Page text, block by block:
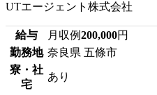
UTエージェント株式会社
給与 月収例200,000円
勤務地 奈良県 五條市
寮・社
宅
あり